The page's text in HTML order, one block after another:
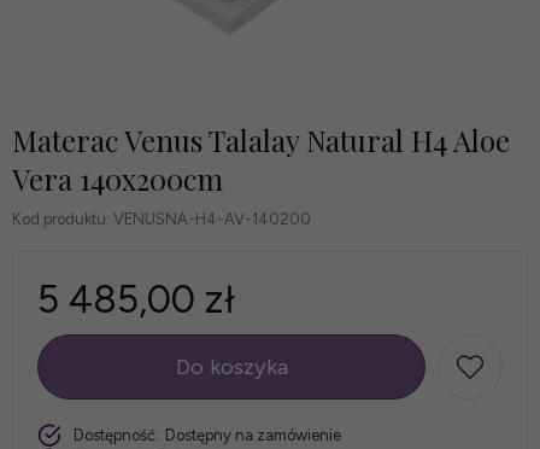
Materac Venus Talalay Natural H4 Aloe
Vera 140x200cm
Kod produktu: VENUSNA-H4-AV-140200
5 485,00 zł
szt.
Do koszyka
Dostępność: Dostępny na zamówienie